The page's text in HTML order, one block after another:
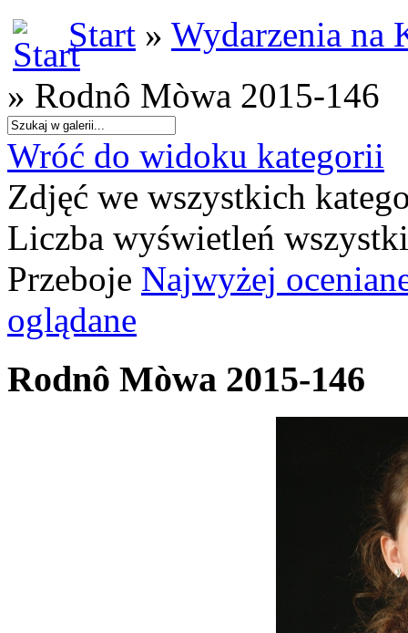
Start » Wydarzenia na
» Rodnô Mòwa 2015-146
Wróć do widoku kategorii
Zdjęć we wszystkich
Liczba wyświetleń
Przeboje Najwyżej
oglądane
Rodnô Mòwa 2015-146